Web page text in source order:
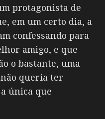
protagonista de
em um certo dia, a
confessando para
amigo, e que
o bastante, uma
queria ter
única que